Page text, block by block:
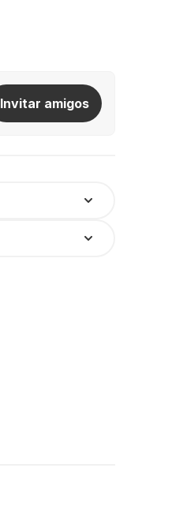
Invitar amigos